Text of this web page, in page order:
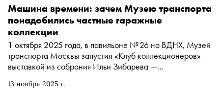
13 ноября 2025 г.
Машина времени: зачем Музею транспорта
понадобились частные гаражные
коллекции
1 октября 2025 года, в павильоне № 26 на ВДНХ, Музей
транспорта Москвы запустил «Клуб коллекционеров»
выставкой из собрания Ильи Зибарева —
советской игрушки. «Сноб» поговорил с Оксаной